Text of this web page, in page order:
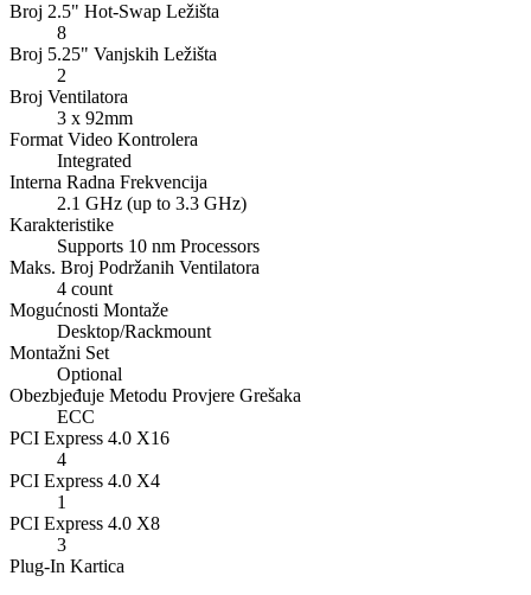
Broj 2.5" Hot-Swap Ležišta
8
Broj 5.25" Vanjskih Ležišta
2
Broj Ventilatora
3 x 92mm
Format Video Kontrolera
Integrated
Interna Radna Frekvencija
2.1 GHz (up to 3.3 GHz)
Karakteristike
Supports 10 nm Processors
Maks. Broj Podržanih Ventilatora
4 count
Mogućnosti Montaže
Desktop/Rackmount
Montažni Set
Optional
Obezbjeđuje Metodu Provjere Grešaka
ECC
PCI Express 4.0 X16
4
PCI Express 4.0 X4
1
PCI Express 4.0 X8
3
Plug-In Kartica